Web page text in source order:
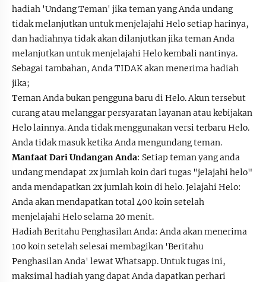
hadiah 'Undang Teman' jika teman yang Anda undang
tidak melanjutkan untuk menjelajahi Helo setiap harinya,
dan hadiahnya tidak akan dilanjutkan jika teman Anda
melanjutkan untuk menjelajahi Helo kembali nantinya.
Sebagai tambahan, Anda TIDAK akan menerima hadiah
jika;
Teman Anda bukan pengguna baru di Helo. Akun tersebut
curang atau melanggar persyaratan layanan atau kebijakan
Helo lainnya. Anda tidak menggunakan versi terbaru Helo.
Anda tidak masuk ketika Anda mengundang teman.
Manfaat Dari Undangan Anda: Setiap teman yang anda
undang mendapat 2x jumlah koin dari tugas "jelajahi helo"
anda mendapatkan 2x jumlah koin di helo. Jelajahi Helo:
Anda akan mendapatkan total 400 koin setelah
menjelajahi Helo selama 20 menit.
Hadiah Beritahu Penghasilan Anda: Anda akan menerima
100 koin setelah selesai membagikan 'Beritahu
Penghasilan Anda' lewat Whatsapp. Untuk tugas ini,
maksimal hadiah yang dapat Anda dapatkan perhari